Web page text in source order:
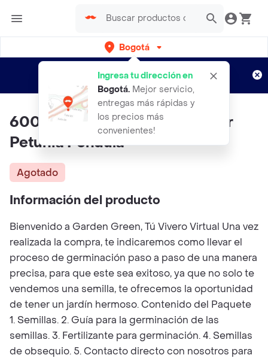
Bogotá
Ingresa tu dirección en
Bogotá. Mejor servicio,
entregas más rápidas y
los precios más
convenientes!
envíos gratis por semanas
Aplican TyC
600 Semillas Orgánicas De Flor
Petunia Péndula
Agotado
Información del producto
Bienvenido a Garden Green, Tú Vivero Virtual Una vez
realizada la compra, te indicaremos como llevar el
proceso de germinación paso a paso de una manera
precisa, para que este sea exitoso, ya que no solo te
vendemos una semilla, te ofrecemos la oportunidad
de tener un jardín hermoso. Contenido del Paquete
1. Semillas. 2. Guía para la germinación de las
semillas. 3. Fertilizante para germinación. 4. Semillas
de obsequio. 5. Contacto directo con nosotros para